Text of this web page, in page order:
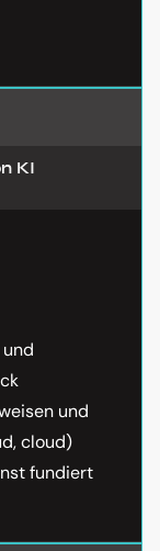
KI
und
cloud)
fundiert